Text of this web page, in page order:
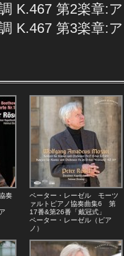
K.467 第2楽章:
K.467 第3楽章:
奏
ペーター・レーゼル モーツ
ァルトピアノ協奏曲集6 第
17番&第26番「戴冠式」
ペーター・レーゼル（ピア
ノ）